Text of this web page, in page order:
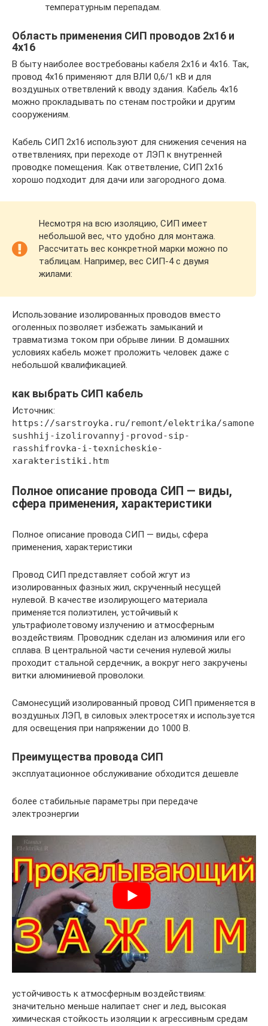
температурным перепадам.
Область применения СИП проводов 2х16 и
4х16
В быту наиболее востребованы кабеля 2х16 и 4х16. Так,
провод 4х16 применяют для ВЛИ 0,6/1 кВ и для
воздушных ответвлений к вводу здания. Кабель 4х16
можно прокладывать по стенам постройки и другим
сооружениям.
Кабель СИП 2х16 используют для снижения сечения на
ответвлениях, при переходе от ЛЭП к внутренней
проводке помещения. Как ответвление, СИП 2х16
хорошо подходит для дачи или загородного дома.
Несмотря на всю изоляцию, СИП имеет
небольшой вес, что удобно для монтажа.
Рассчитать вес конкретной марки можно по
таблицам. Например, вес СИП-4 с двумя
жилами:
Использование изолированных проводов вместо
оголенных позволяет избежать замыканий и
травматизма током при обрыве линии. В домашних
условиях кабель может проложить человек даже с
небольшой квалификацией.
как выбрать СИП кабель
Источник:
https://sarstroyka.ru/remont/elektrika/samone
sushhij-izolirovannyj-provod-sip-
rasshifrovka-i-texnicheskie-
xarakteristiki.htm
Полное описание провода СИП — виды,
сфера применения, характеристики
Полное описание провода СИП — виды, сфера
применения, характеристики
Провод СИП представляет собой жгут из
изолированных фазных жил, скрученный несущей
нулевой. В качестве изолирующего материала
применяется полиэтилен, устойчивый к
ультрафиолетовому излучению и атмосферным
воздействиям. Проводник сделан из алюминия или его
сплава. В центральной части сечения нулевой жилы
проходит стальной сердечник, а вокруг него закручены
витки алюминиевой проволоки.
Самонесущий изолированный провод СИП применяется в
воздушных ЛЭП, в силовых электросетях и используется
для освещения при напряжении до 1000 В.
Преимущества провода СИП
эксплуатационное обслуживание обходится дешевле
более стабильные параметры при передаче
электроэнергии
устойчивость к атмосферным воздействиям:
значительно меньше налипает снег и лед, высокая
химическая стойкость изоляции к агрессивным средам